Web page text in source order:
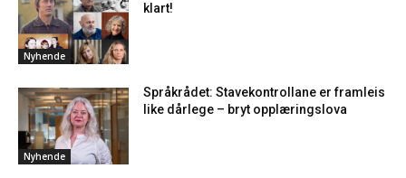
Nyhende
klart!
Nyhende
Språkrådet: Stavekontrollane er framleis
like dårlege – bryt opplæringslova